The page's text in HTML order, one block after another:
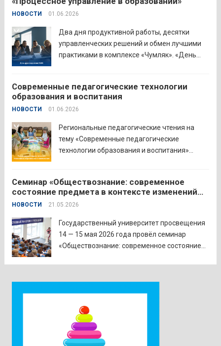
руководителя Управления образования
Притобольного муниципального округа
Наталья Сергеевна Иванова подчеркнула
важность очных практических встреч для...
НОВОСТИ 01.06.2026
Два дня продуктивной работы, десятки
управленческих решений и обмен лучшими
практиками в комплексе «Чумляк». «День
управления образованием для обсуждения
ключевых задач и развития системы
образования региона. Заместитель
губернатора по социальной политике
Наталья...
Современные педагогические технологии
образования и воспитания
НОВОСТИ 01.06.2026
Региональные педагогические чтения на
тему «Современные педагогические
технологии образования и воспитания»
Шадринска. Основная цель Педагогических
чтений — освещение тенденций учебно-
воспитательного процесса с учетом новых
образовательных стандартов через обмен...
Читать дальше
Семинар «Обществознание: современное
состояние предмета в контексте изменений
законодательства и введения единых
Государственном университете просвещения
НОВОСТИ 21.05.2026
Государственный университет просвещения
14 — 15 мая 2026 года провёл семинар
«Обществознание: современное состояние
Наталия Александровна Наумова отметила,
что...Читать дальше